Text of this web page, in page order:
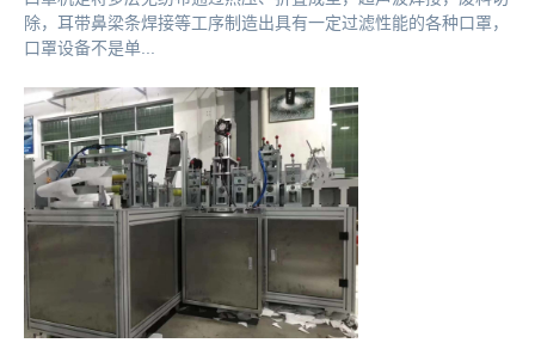
除，耳带鼻梁条焊接等工序制造出具有一定过滤性能的各种口罩，
口罩设备不是单...